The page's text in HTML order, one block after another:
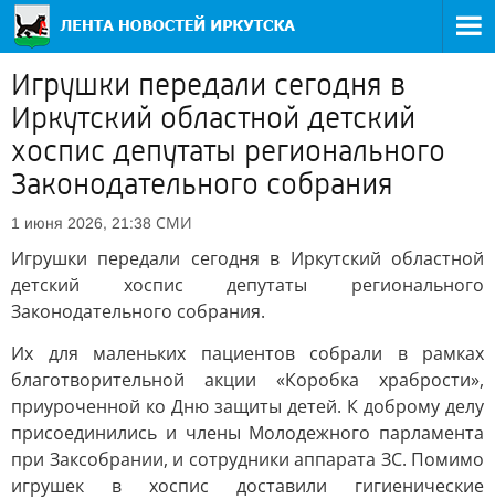
Игрушки передали сегодня в
Иркутский областной детский
хоспис депутаты регионального
Законодательного собрания
1 июня 2026, 21:38 СМИ
Игрушки передали сегодня в Иркутский областной
детский хоспис депутаты регионального
Законодательного собрания.
Их для маленьких пациентов собрали в рамках
благотворительной акции «Коробка храбрости»,
приуроченной ко Дню защиты детей. К доброму делу
присоединились и члены Молодежного парламента
при Заксобрании, и сотрудники аппарата ЗС. Помимо
игрушек в хоспис доставили гигиенические